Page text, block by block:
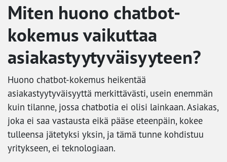
Miten huono chatbot-
kokemus vaikuttaa
asiakastyytyväisyyteen?
Huono chatbot-kokemus heikentää
asiakastyytyväisyyttä merkittävästi, usein enemmän
kuin tilanne, jossa chatbotia ei olisi lainkaan. Asiakas,
joka ei saa vastausta eikä pääse eteenpäin, kokee
tulleensa jätetyksi yksin, ja tämä tunne kohdistuu
yritykseen, ei teknologiaan.